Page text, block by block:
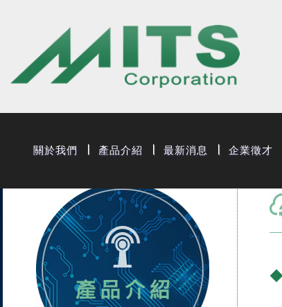
關於我們 產品介紹 最新消息 企業徵才